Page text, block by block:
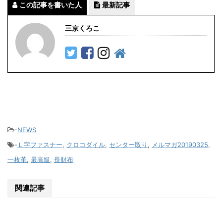
この記事を書いた人 最新記事
三京くろこ
-NEWS
- Ｌ字ファスナー, クロコダイル, センター取り , メルマガ20190325,
一枚革, 最高級, 長財布
関連記事